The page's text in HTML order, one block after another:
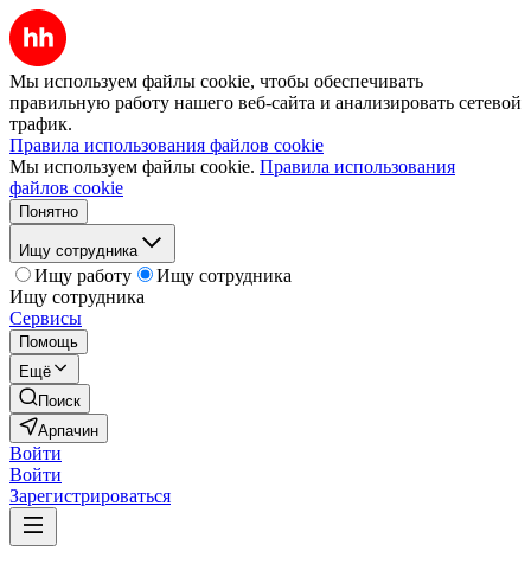
Мы используем файлы cookie, чтобы обеспечивать
правильную работу нашего веб-сайта и анализировать сетевой
трафик.
Правила использования файлов cookie
Мы используем файлы cookie. Правила использования
файлов cookie
Понятно
Ищу сотрудника
Ищу работу
Ищу сотрудника
Ищу сотрудника
Сервисы
Помощь
Ещё
Поиск
Арпачин
Войти
Войти
Зарегистрироваться